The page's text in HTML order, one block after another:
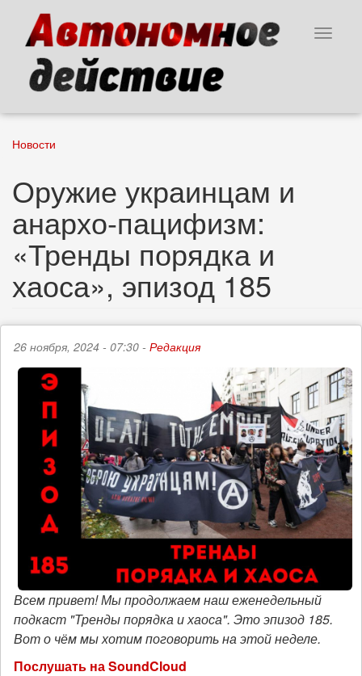
основному
содержанию
Toggle
Новости
Оружие украинцам и
анархо-пацифизм:
«Тренды порядка и
хаоса», эпизод 185
26 ноября, 2024 - 07:30 - Редакция
Всем привет! Мы продолжаем наш еженедельный
подкаст "Тренды порядка и хаоса". Это эпизод 185.
Вот о чём мы хотим поговорить на этой неделе.
Послушать на SoundCloud